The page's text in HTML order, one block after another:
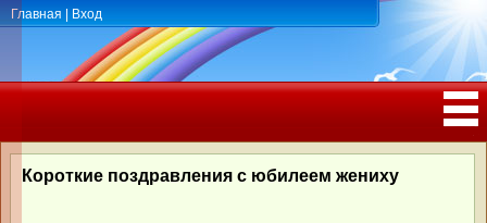
Главная Вход
РОЖДЕНИЯ, ЮБИЛЕЕМ
Короткие поздравления с юбилеем жениху